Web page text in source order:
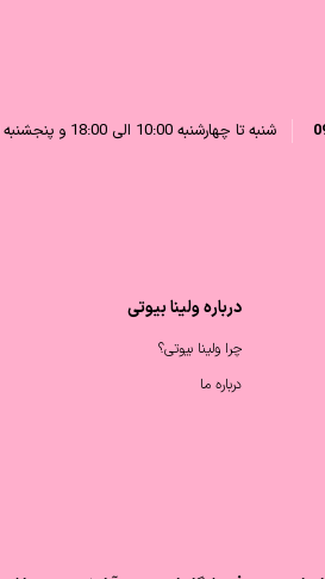
شنبه تا چهارشنبه 10:00 الی 18:00 و پنجشنبه 10:00 الی 14:00
درباره ولینا بیوتی
چرا ولینا بیوتی؟
درباره ما